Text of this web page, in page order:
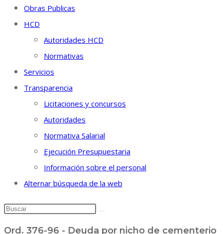
Obras Publicas
HCD
Autoridades HCD
Normativas
Servicios
Transparencia
Licitaciones y concursos
Autoridades
Normativa Salarial
Ejecución Presupuestaria
Información sobre el personal
Alternar búsqueda de la web
Ord. 376-96 - Deuda por nicho de cementerio